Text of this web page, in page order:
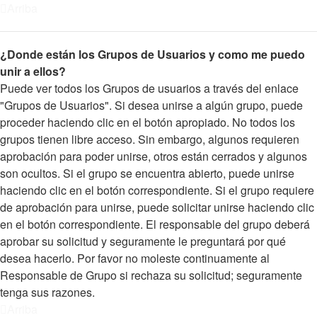
¿Donde están los Grupos de Usuarios y como me puedo
unir a ellos?
Puede ver todos los Grupos de usuarios a través del enlace
"Grupos de Usuarios". Si desea unirse a algún grupo, puede
proceder haciendo clic en el botón apropiado. No todos los
grupos tienen libre acceso. Sin embargo, algunos requieren
aprobación para poder unirse, otros están cerrados y algunos
son ocultos. Si el grupo se encuentra abierto, puede unirse
haciendo clic en el botón correspondiente. Si el grupo requiere
de aprobación para unirse, puede solicitar unirse haciendo clic
en el botón correspondiente. El responsable del grupo deberá
aprobar su solicitud y seguramente le preguntará por qué
desea hacerlo. Por favor no moleste continuamente al
Responsable de Grupo si rechaza su solicitud; seguramente
tenga sus razones.